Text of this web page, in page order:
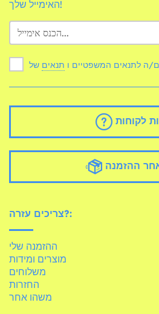
האימייל שלך!
ה לתנאים המשפטיים ו תנאים
לקוחות
ההזמנה
צריכים עזרה?:
ההזמנה שלי
מוצרים ומידות
משלוחים
החזרות
משהו אחר